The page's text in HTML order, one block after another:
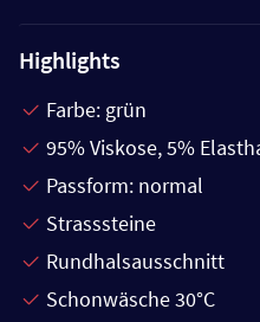
Highlights
Farbe: grün
95% Viskose, 5%
Passform: normal
Strasssteine
Rundhalsausschnitt
Schonwäsche 30°C